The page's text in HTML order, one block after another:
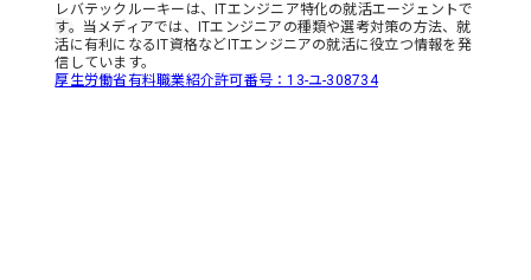
レバテックルーキーは、ITエンジニア特化の就活エージェントで
す。当メディアでは、ITエンジニアの種類や選考対策の方法、就
活に有利になるIT資格などITエンジニアの就活に役立つ情報を発
信しています。
厚生労働省有料職業紹介許可番号：13-ユ-308734